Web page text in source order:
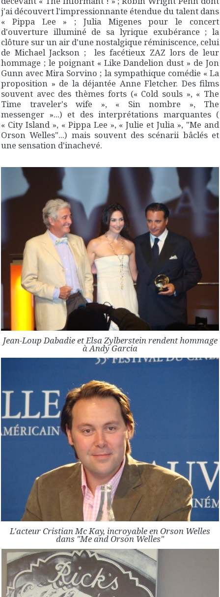
j'ai découvert l'impressionnante étendue du talent dans
« Pippa Lee » ; Julia Migenes pour le concert
d'ouverture illuminé de sa lyrique exubérance ; la
clôture sur un air d'une nostalgique réminiscence, celui
de Michael Jackson ; les facétieux ZAZ lors de leur
hommage ; le poignant « Like Dandelion dust » de Jon
Gunn avec Mira Sorvino ; la sympathique comédie « La
proposition » de la déjantée Anne Fletcher. Des films
souvent avec des thèmes forts (« Cold souls », « The
Time traveler's wife », « Sin nombre », The
messenger »...) et des interprétations marquantes (
« City Island », « Pippa Lee », « Julie et Julia », "Me and
Orson Welles"...) mais souvent des scénarii bâclés et
une sensation d'inachevé.
Jean-Loup Dabadie et Elsa Zylberstein rendent hommage
à Andy Garcia
L'acteur Cristian Mc Kay, incroyable en Orson Welles
dans "Me and Orson Welles"